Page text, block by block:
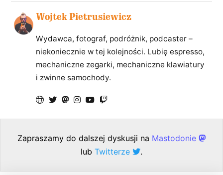
Wojtek Pietrusiewicz
Wydawca, fotograf, podróżnik, podcaster –
niekoniecznie w tej kolejności. Lubię espresso,
mechaniczne zegarki, mechaniczne klawiatury
i zwinne samochody.
Zapraszamy do dalszej dyskusji na Mastodonie
lub Twitterze .